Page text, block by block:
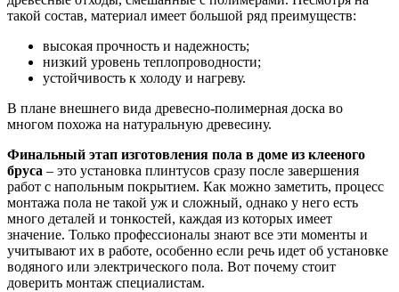
такой состав, материал имеет большой ряд преимуществ:
высокая прочность и надежность;
низкий уровень теплопроводности;
устойчивость к холоду и нагреву.
В плане внешнего вида древесно-полимерная доска во
многом похожа на натуральную древесину.
Финальный этап изготовления пола в доме из клееного
бруса – это установка плинтусов сразу после завершения
работ с напольным покрытием. Как можно заметить, процесс
монтажа пола не такой уж и сложный, однако у него есть
много деталей и тонкостей, каждая из которых имеет
значение. Только профессионалы знают все эти моменты и
учитывают их в работе, особенно если речь идет об установке
водяного или электрического пола. Вот почему стоит
доверить монтаж специалистам.